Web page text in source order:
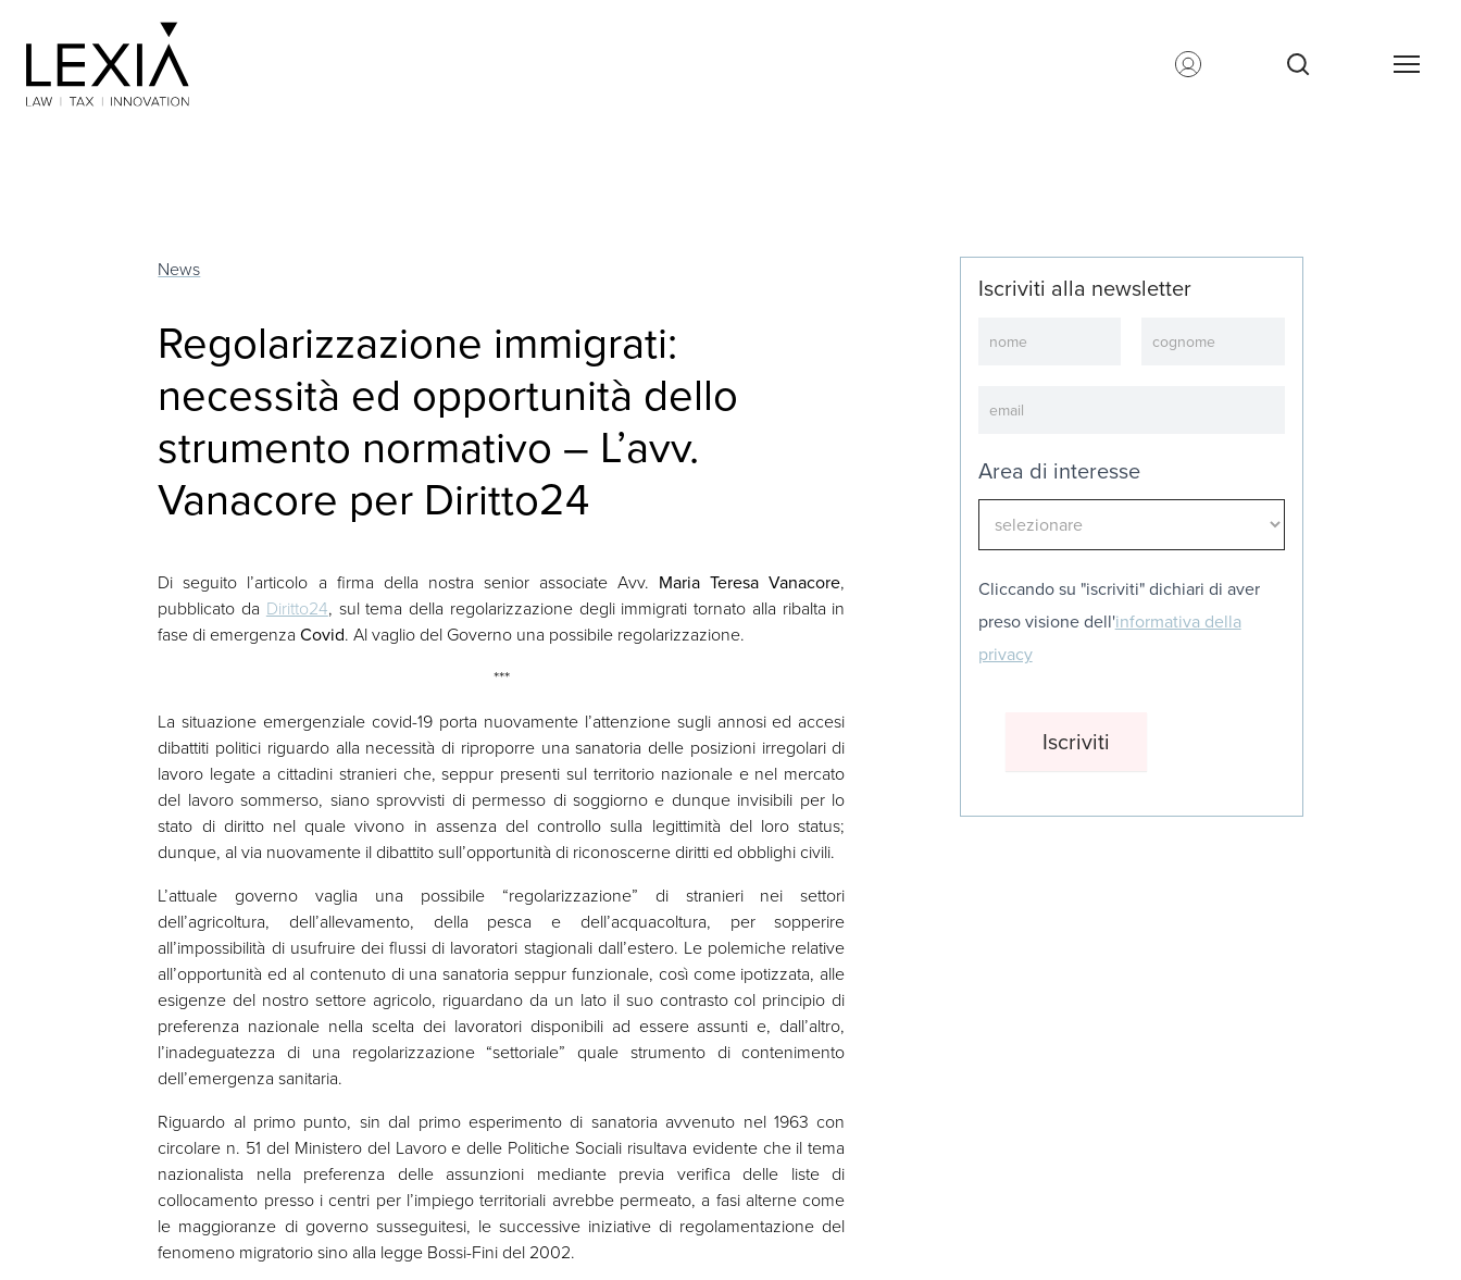
News
Regolarizzazione immigrati:
necessità ed opportunità dello
strumento normativo – L’avv.
Vanacore per Diritto24
Iscriviti alla newsletter
Area di interesse
Cliccando su "iscriviti" dichiari di aver
preso visione dell'informativa della
privacy
Di seguito l’articolo a firma della nostra senior associate Avv. Maria Teresa Vanacore,
pubblicato da Diritto24, sul tema della regolarizzazione degli immigrati tornato alla ribalta in
fase di emergenzaCovid. Al vaglio del Governo una possibile regolarizzazione.
***
La situazione emergenziale covid-19 porta nuovamente l’attenzione sugli annosi ed accesi
dibattiti politici riguardo alla necessità di riproporre una sanatoria delle posizioni irregolari di
lavoro legate a cittadini stranieri che, seppur presenti sul territorio nazionale e nel mercato
del lavoro sommerso, siano sprovvisti di permesso di soggiorno e dunque invisibili per lo
stato di diritto nel quale vivono in assenza del controllo sulla legittimità del loro status;
dunque, al via nuovamente il dibattito sull’opportunità di riconoscerne diritti ed obblighi civili.
L’attuale governo vaglia una possibile “regolarizzazione” di stranieri nei settori
dell’agricoltura, dell’allevamento, della pesca e dell’acquacoltura, per sopperire
all’impossibilità di usufruire dei flussi di lavoratori stagionali dall’estero. Le polemiche relative
all’opportunità ed al contenuto di una sanatoria seppur funzionale, così come ipotizzata, alle
esigenze del nostro settore agricolo, riguardano da un lato il suo contrasto col principio di
preferenza nazionale nella scelta dei lavoratori disponibili ad essere assunti e, dall’altro,
l’inadeguatezza di una regolarizzazione “settoriale” quale strumento di contenimento
dell’emergenza sanitaria.
Riguardo al primo punto, sin dal primo esperimento di sanatoria avvenuto nel 1963 con
circolare n. 51 del Ministero del Lavoro e delle Politiche Sociali risultava evidente che il tema
nazionalista nella preferenza delle assunzioni mediante previa verifica delle liste di
collocamento presso i centri per l’impiego territoriali avrebbe permeato, a fasi alterne come
le maggioranze di governo susseguitesi, le successive iniziative di regolamentazione del
fenomeno migratorio sino alla legge Bossi-Fini del 2002.